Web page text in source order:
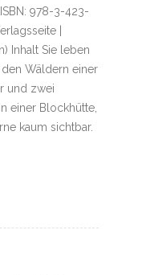
978-3-423-
|
Inhalt Sie leben
Wäldern einer
und zwei
einer Blockhütte,
kaum sichtbar.